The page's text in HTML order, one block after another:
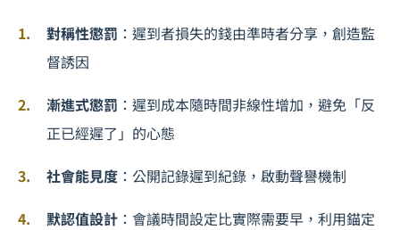
對稱性懲罰 ：遲到者損失的錢由準時者分享，創造監
督誘因
漸進式懲罰 ：遲到成本隨時間非線性增加，避免「反
正已經遲了」的心態
社會能見度 ：公開記錄遲到紀錄，啟動聲譽機制
默認值設計 ：會議時間設定比實際需要早，利用錨定